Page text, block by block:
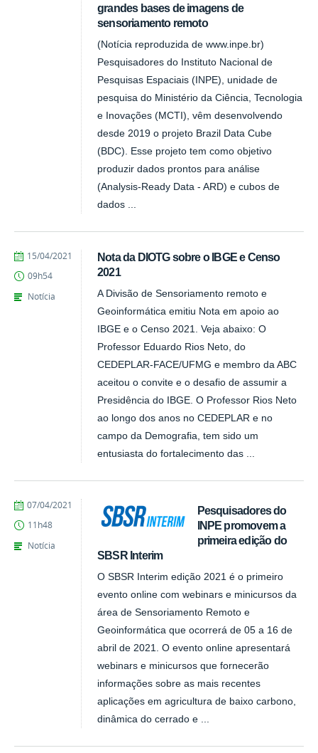
grandes bases de imagens de
sensoriamento remoto
(Notícia reproduzida de www.inpe.br)
Pesquisadores do Instituto Nacional de
Pesquisas Espaciais (INPE), unidade de
pesquisa do Ministério da Ciência, Tecnologia
e Inovações (MCTI), vêm desenvolvendo
desde 2019 o projeto Brazil Data Cube
(BDC). Esse projeto tem como objetivo
produzir dados prontos para análise
(Analysis-Ready Data - ARD) e cubos de
dados ...
Nota da DIOTG sobre o IBGE e Censo
2021
A Divisão de Sensoriamento remoto e
Geoinformática emitiu Nota em apoio ao
IBGE e o Censo 2021. Veja abaixo: O
Professor Eduardo Rios Neto, do
CEDEPLAR-FACE/UFMG e membro da ABC
aceitou o convite e o desafio de assumir a
Presidência do IBGE. O Professor Rios Neto
ao longo dos anos no CEDEPLAR e no
campo da Demografia, tem sido um
entusiasta do fortalecimento das ...
publicado
15/04/2021
09h54
Notícia
Pesquisadores do
INPE promovem a
primeira edição do
SBSR Interim
O SBSR Interim edição 2021 é o primeiro
evento online com webinars e minicursos da
área de Sensoriamento Remoto e
Geoinformática que ocorrerá de 05 a 16 de
abril de 2021. O evento online apresentará
webinars e minicursos que fornecerão
informações sobre as mais recentes
aplicações em agricultura de baixo carbono,
dinâmica do cerrado e ...
publicado
07/04/2021
11h48
Notícia